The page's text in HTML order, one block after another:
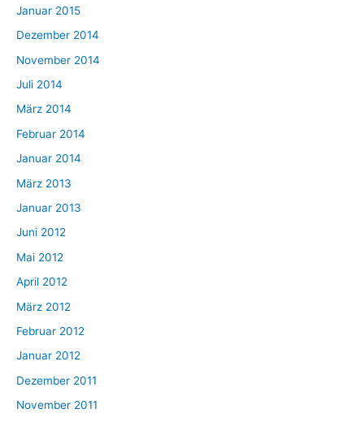
Januar 2015
Dezember 2014
November 2014
Juli 2014
März 2014
Februar 2014
Januar 2014
März 2013
Januar 2013
Juni 2012
Mai 2012
April 2012
März 2012
Februar 2012
Januar 2012
Dezember 2011
November 2011